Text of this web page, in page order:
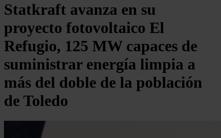
Statkraft avanza en su
proyecto fotovoltaico El
Refugio, 125 MW capaces de
suministrar energía limpia a
más del doble de la población
de Toledo